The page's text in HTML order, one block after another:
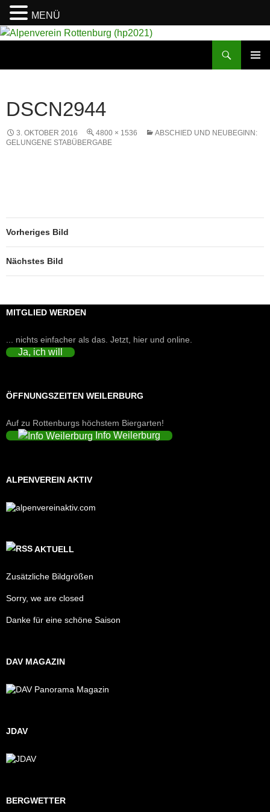
DSCN2944
3. OKTOBER 2016 4800 × 1536
ABSCHIED UND NEUBEGINN:
GELUNGENE STABÜBERGABE
Vorheriges Bild
Nächstes Bild
MITGLIED WERDEN
... nichts einfacher als das. Jetzt, hier und online.
Ja, ich will
ÖFFNUNGSZEITEN WEILERBURG
Auf zu Rottenburgs höchstem Biergarten!
Info Weilerburg
ALPENVEREIN AKTIV
AKTUELL
Zusätzliche Bildgrößen
Sorry, we are closed
Danke für eine schöne Saison
DAV MAGAZIN
JDAV
BERGWETTER
MENÜ